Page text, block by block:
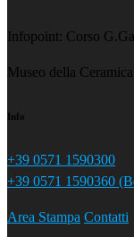
Infopoint: Corso
Museo della
Info
+39 0571 1590300
+39 0571 1590360
Area Stampa Contatti